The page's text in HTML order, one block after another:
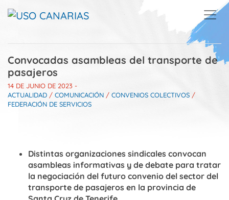
Convocadas asambleas del transporte de
pasajeros
14 DE JUNIO DE 2023 -
ACTUALIDAD / COMUNICACIÓN / CONVENIOS COLECTIVOS /
FEDERACIÓN DE SERVICIOS
Distintas organizaciones sindicales convocan
asambleas informativas y de debate para tratar
la negociación del futuro convenio del sector del
transporte de pasajeros en la provincia de